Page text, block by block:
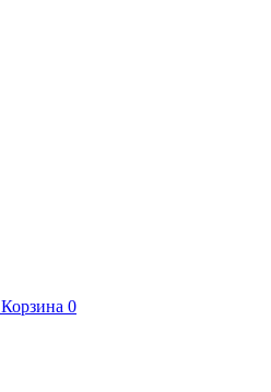
Корзина 0